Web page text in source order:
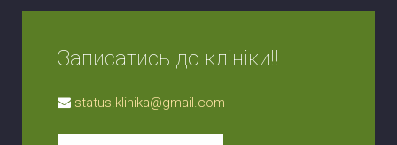
Записатись до клініки!!
status.klinika@gmail.com